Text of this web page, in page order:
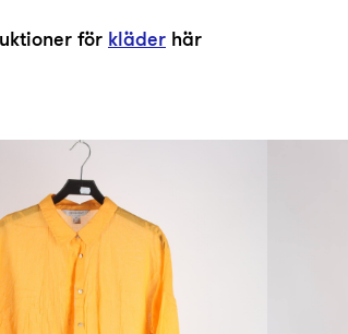
för kläder här